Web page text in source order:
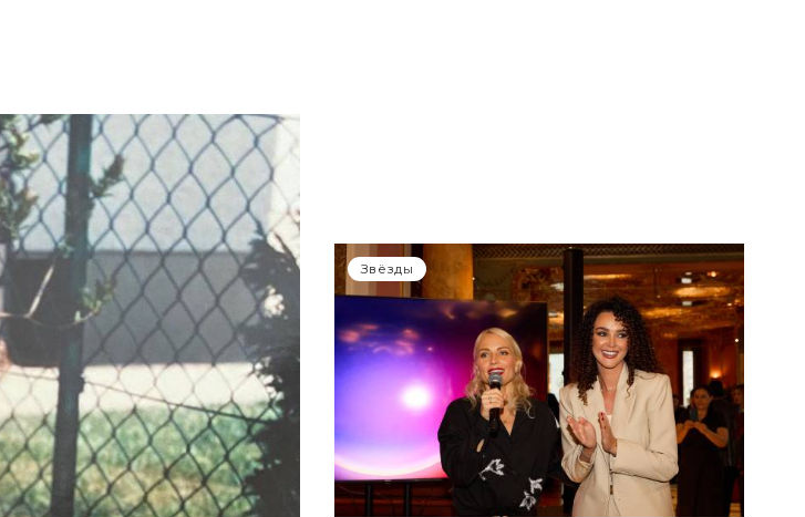
Звёзды